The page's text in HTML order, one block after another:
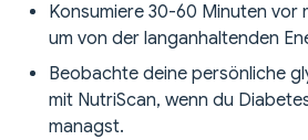
Konsumiere 30-60 Minuten vor
um von der langanhaltenden
Beobachte deine persönliche
mit NutriScan, wenn du
managst.